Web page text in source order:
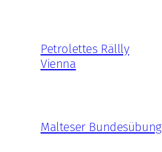
Petrolettes Rällly
Vienna
Malteser Bundesübung